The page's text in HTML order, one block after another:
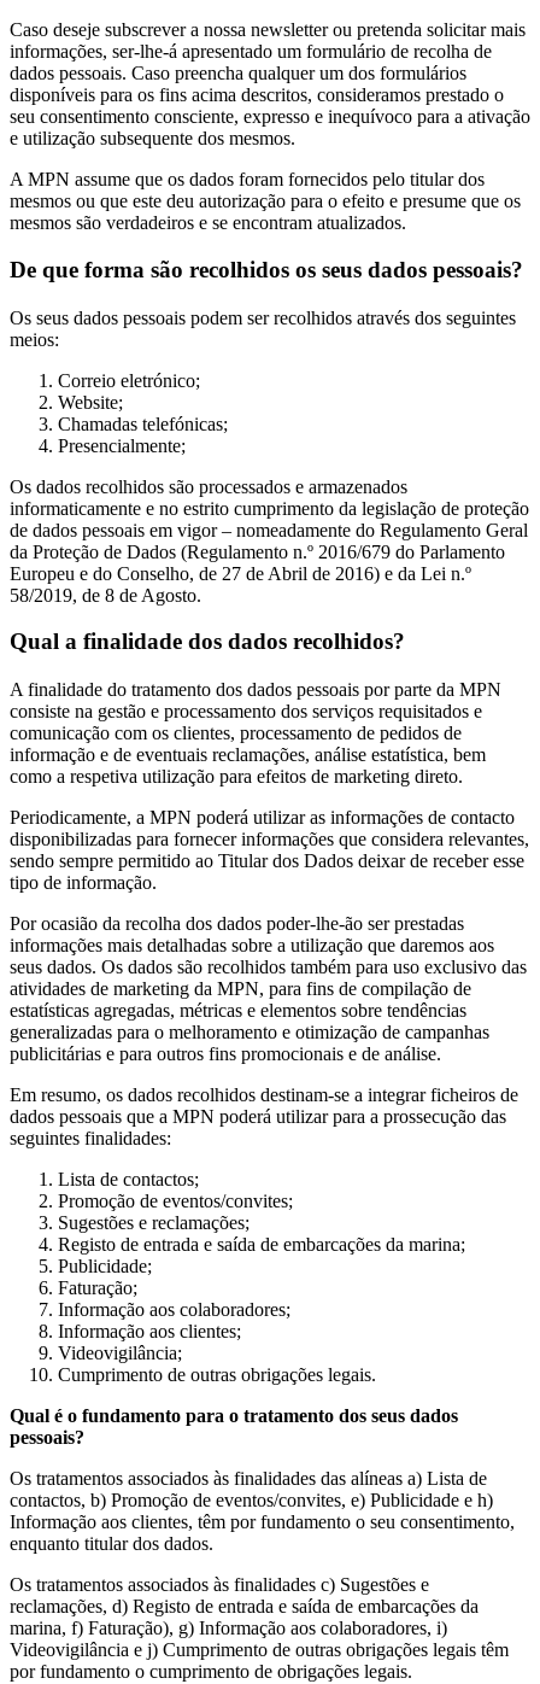
Caso deseje subscrever a nossa newsletter ou pretenda solicitar mais
informações, ser-lhe-á apresentado um formulário de recolha de
dados pessoais. Caso preencha qualquer um dos formulários
disponíveis para os fins acima descritos, consideramos prestado o
seu consentimento consciente, expresso e inequívoco para a ativação
e utilização subsequente dos mesmos.
A MPN assume que os dados foram fornecidos pelo titular dos
mesmos ou que este deu autorização para o efeito e presume que os
mesmos são verdadeiros e se encontram atualizados.
De que forma são recolhidos os seus dados pessoais?
Os seus dados pessoais podem ser recolhidos através dos seguintes
meios:
Correio eletrónico;
Website;
Chamadas telefónicas;
Presencialmente;
Os dados recolhidos são processados e armazenados
informaticamente e no estrito cumprimento da legislação de proteção
de dados pessoais em vigor – nomeadamente do Regulamento Geral
da Proteção de Dados (Regulamento n.º 2016/679 do Parlamento
Europeu e do Conselho, de 27 de Abril de 2016) e da Lei n.º
58/2019, de 8 de Agosto.
Qual a finalidade dos dados recolhidos?
A finalidade do tratamento dos dados pessoais por parte da MPN
consiste na gestão e processamento dos serviços requisitados e
comunicação com os clientes, processamento de pedidos de
informação e de eventuais reclamações, análise estatística, bem
como a respetiva utilização para efeitos de marketing direto.
Periodicamente, a MPN poderá utilizar as informações de contacto
disponibilizadas para fornecer informações que considera relevantes,
sendo sempre permitido ao Titular dos Dados deixar de receber esse
tipo de informação.
Por ocasião da recolha dos dados poder-lhe-ão ser prestadas
informações mais detalhadas sobre a utilização que daremos aos
seus dados. Os dados são recolhidos também para uso exclusivo das
atividades de marketing da MPN, para fins de compilação de
estatísticas agregadas, métricas e elementos sobre tendências
generalizadas para o melhoramento e otimização de campanhas
publicitárias e para outros fins promocionais e de análise.
Em resumo, os dados recolhidos destinam-se a integrar ficheiros de
dados pessoais que a MPN poderá utilizar para a prossecução das
seguintes finalidades:
Lista de contactos;
Promoção de eventos/convites;
Sugestões e reclamações;
Registo de entrada e saída de embarcações da marina;
Publicidade;
Faturação;
Informação aos colaboradores;
Informação aos clientes;
Videovigilância;
Cumprimento de outras obrigações legais.
Qual é o fundamento para o tratamento dos seus dados
pessoais?
Os tratamentos associados às finalidades das alíneas a) Lista de
contactos, b) Promoção de eventos/convites, e) Publicidade e h)
Informação aos clientes, têm por fundamento o seu consentimento,
enquanto titular dos dados.
Os tratamentos associados às finalidades c) Sugestões e
reclamações, d) Registo de entrada e saída de embarcações da
marina, f) Faturação), g) Informação aos colaboradores, i)
Videovigilância e j) Cumprimento de outras obrigações legais têm
por fundamento o cumprimento de obrigações legais.